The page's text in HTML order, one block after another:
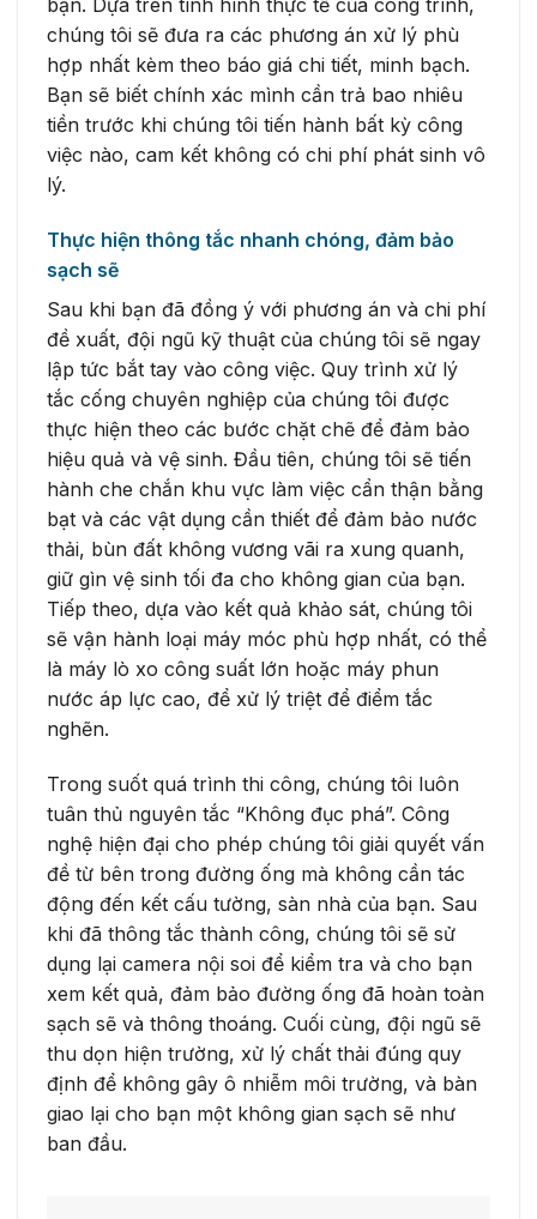
bạn. Dựa trên tình hình thực tế của công trình,
chúng tôi sẽ đưa ra các phương án xử lý phù
hợp nhất kèm theo báo giá chi tiết, minh bạch.
Bạn sẽ biết chính xác mình cần trả bao nhiêu
tiền trước khi chúng tôi tiến hành bất kỳ công
việc nào, cam kết không có chi phí phát sinh vô
lý.
Thực hiện thông tắc nhanh chóng, đảm bảo
sạch sẽ
Sau khi bạn đã đồng ý với phương án và chi phí
đề xuất, đội ngũ kỹ thuật của chúng tôi sẽ ngay
lập tức bắt tay vào công việc. Quy trình xử lý
tắc cống chuyên nghiệp của chúng tôi được
thực hiện theo các bước chặt chẽ để đảm bảo
hiệu quả và vệ sinh. Đầu tiên, chúng tôi sẽ tiến
hành che chắn khu vực làm việc cẩn thận bằng
bạt và các vật dụng cần thiết để đảm bảo nước
thải, bùn đất không vương vãi ra xung quanh,
giữ gìn vệ sinh tối đa cho không gian của bạn.
Tiếp theo, dựa vào kết quả khảo sát, chúng tôi
sẽ vận hành loại máy móc phù hợp nhất, có thể
là máy lò xo công suất lớn hoặc máy phun
nước áp lực cao, để xử lý triệt để điểm tắc
nghẽn.
Trong suốt quá trình thi công, chúng tôi luôn
tuân thủ nguyên tắc “Không đục phá”. Công
nghệ hiện đại cho phép chúng tôi giải quyết vấn
đề từ bên trong đường ống mà không cần tác
động đến kết cấu tường, sàn nhà của bạn. Sau
khi đã thông tắc thành công, chúng tôi sẽ sử
dụng lại camera nội soi để kiểm tra và cho bạn
xem kết quả, đảm bảo đường ống đã hoàn toàn
sạch sẽ và thông thoáng. Cuối cùng, đội ngũ sẽ
thu dọn hiện trường, xử lý chất thải đúng quy
định để không gây ô nhiễm môi trường, và bàn
giao lại cho bạn một không gian sạch sẽ như
ban đầu.